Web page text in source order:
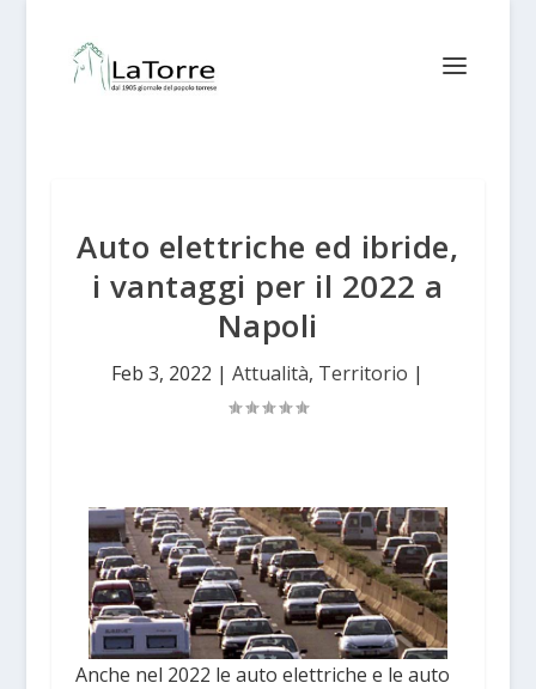
Auto elettriche ed ibride,
i vantaggi per il 2022 a
Napoli
Feb 3, 2022 |Attualità, Territorio |
Anche nel 2022 le auto elettriche e le auto